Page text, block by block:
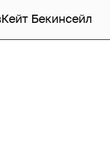
Кейт Бекинсейл